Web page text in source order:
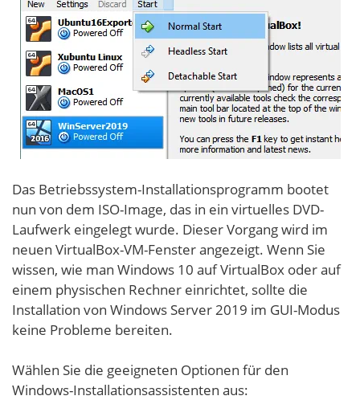
Das Betriebssystem-Installationsprogramm bootet
nun von dem ISO-Image, das in ein virtuelles DVD-
Laufwerk eingelegt wurde. Dieser Vorgang wird im
neuen VirtualBox-VM-Fenster angezeigt. Wenn Sie
wissen, wie man Windows 10 auf VirtualBox oder auf
einem physischen Rechner einrichtet, sollte die
Installation von Windows Server 2019 im GUI-Modus
keine Probleme bereiten.
Wählen Sie die geeigneten Optionen für den
Windows-Installationsassistenten aus: